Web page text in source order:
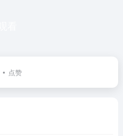
点赞